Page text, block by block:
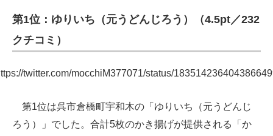
第1位：ゆりいち（元うどんじろう）（4.5pt／232
クチコミ）
twitter.com/mocchiM377071/status/
第1位は呉市倉橋町宇和木の「ゆりいち（元うどんじ
ろう）」でした。合計5枚のかき揚げが提供される「か